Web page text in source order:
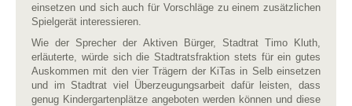
einsetzen und sich auch für Vorschläge zu einem zusätzlichen
Spielgerät interessieren.
Wie der Sprecher der Aktiven Bürger, Stadtrat Timo Kluth,
erläuterte, würde sich die Stadtratsfraktion stets für ein gutes
Auskommen mit den vier Trägern der KiTas in Selb einsetzen
und im Stadtrat viel Überzeugungsarbeit dafür leisten, dass
genug Kindergartenplätze angeboten werden können und diese